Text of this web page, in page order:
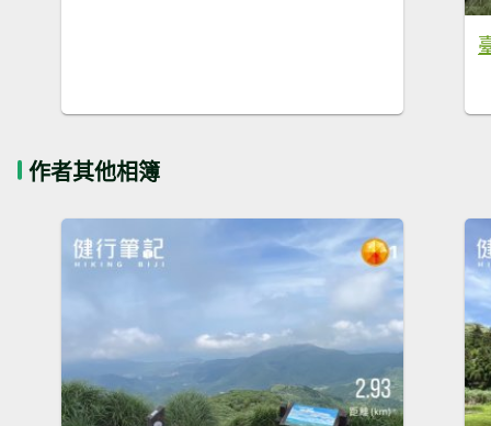
作者其他相簿